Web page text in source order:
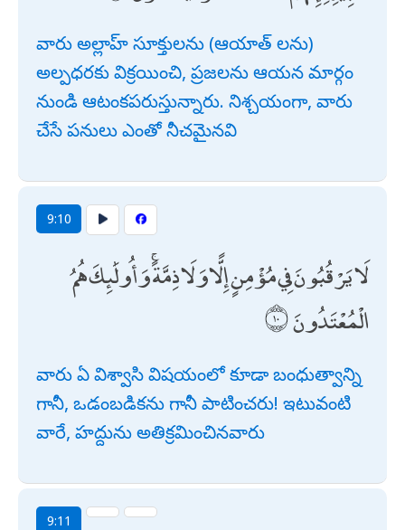
వారు అల్లాహ్ సూక్తులను (ఆయాత్ లను)
అల్పధరకు విక్రయించి, ప్రజలను ఆయన మార్గం
నుండి ఆటంకపరుస్తున్నారు. నిశ్చయంగా, వారు
చేసే పనులు ఎంతో నీచమైనవి
9:10
لَا يَرْقُبُونَ فِي مُؤْمِنٍ إِلًّا وَلَا ذِمَّةً ۚ وَأُولَٰئِكَ هُمُ
الْمُعْتَدُونَ
వారు ఏ విశ్వాసి విషయంలో కూడా బంధుత్వాన్ని
గానీ, ఒడంబడికను గానీ పాటించరు! ఇటువంటి
వారే, హద్దును అతిక్రమించినవారు
9:11